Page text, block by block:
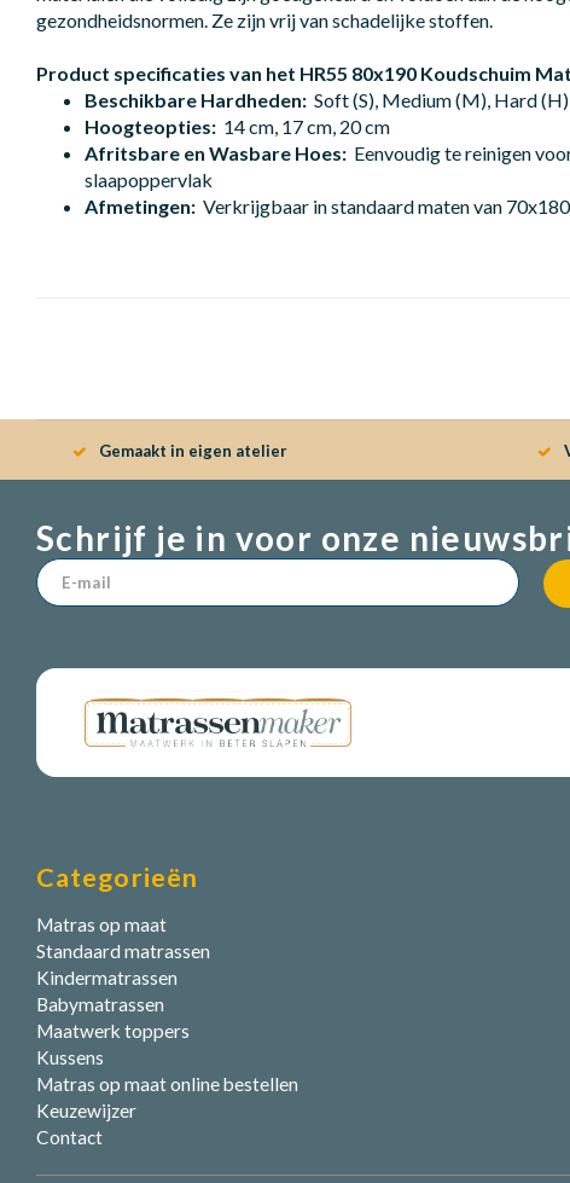
gezondheidsnormen. Ze zijn vrij van schadelijke stoffen.
Product specificaties van het HR55 80x190 Koudschuim
Beschikbare Hardheden: Soft (S), Medium (M), Hard (H)
Hoogteopties: 14 cm, 17 cm, 20 cm
Afritsbare en Wasbare Hoes: Eenvoudig te reinigen
slaapoppervlak
Afmetingen: Verkrijgbaar in standaard maten van
Gemaakt in eigen atelier
Schrijf je in voor onze
Categorieën
Matras op maat
Standaard matrassen
Kindermatrassen
Babymatrassen
Maatwerk toppers
Kussens
Matras op maat online bestellen
Keuzewijzer
Contact